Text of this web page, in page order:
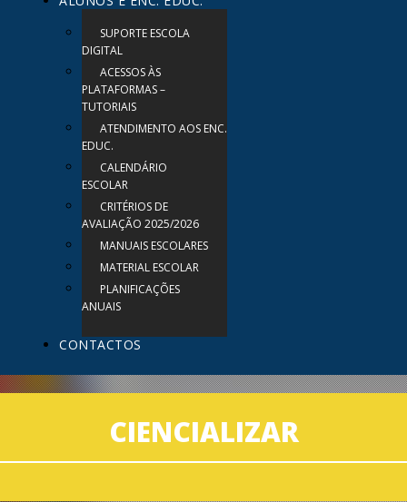
SUPORTE ESCOLA
DIGITAL
ACESSOS ÀS
PLATAFORMAS –
TUTORIAIS
ATENDIMENTO AOS ENC.
EDUC.
CALENDÁRIO
ESCOLAR
CRITÉRIOS DE
AVALIAÇÃO 2025/2026
MANUAIS ESCOLARES
MATERIAL ESCOLAR
PLANIFICAÇÕES
ANUAIS
CONTACTOS
CIENCIALIZAR